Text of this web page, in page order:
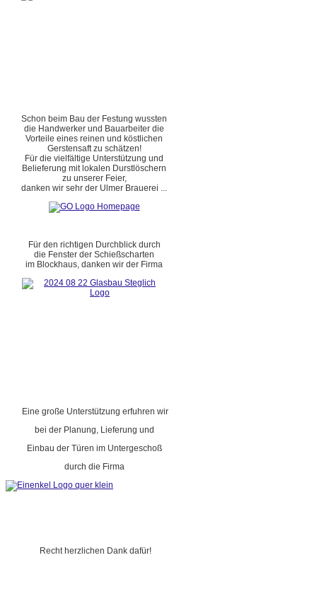
Schon beim Bau der Festung wussten
die Handwerker und Bauarbeiter die
Vorteile eines reinen und köstlichen
Gerstensaft zu schätzen!
Für die vielfältige Unterstützung und
Belieferung mit lokalen Durstlöschern
zu unserer Feier,
danken wir sehr der Ulmer Brauerei ...
Für den richtigen Durchblick durch
die Fenster der Schießscharten
im Blockhaus, danken wir der Firma
Eine große Unterstützung erfuhren wir
bei der Planung, Lieferung und
Einbau der Türen im Untergeschoß
durch die Firma
Recht herzlichen Dank dafür!